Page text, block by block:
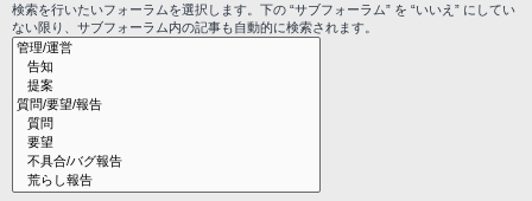
検索を行いたいフォーラムを選択します。下の “サブフォーラム” を “いいえ” にしてい
ない限り、サブフォーラム内の記事も自動的に検索されます。